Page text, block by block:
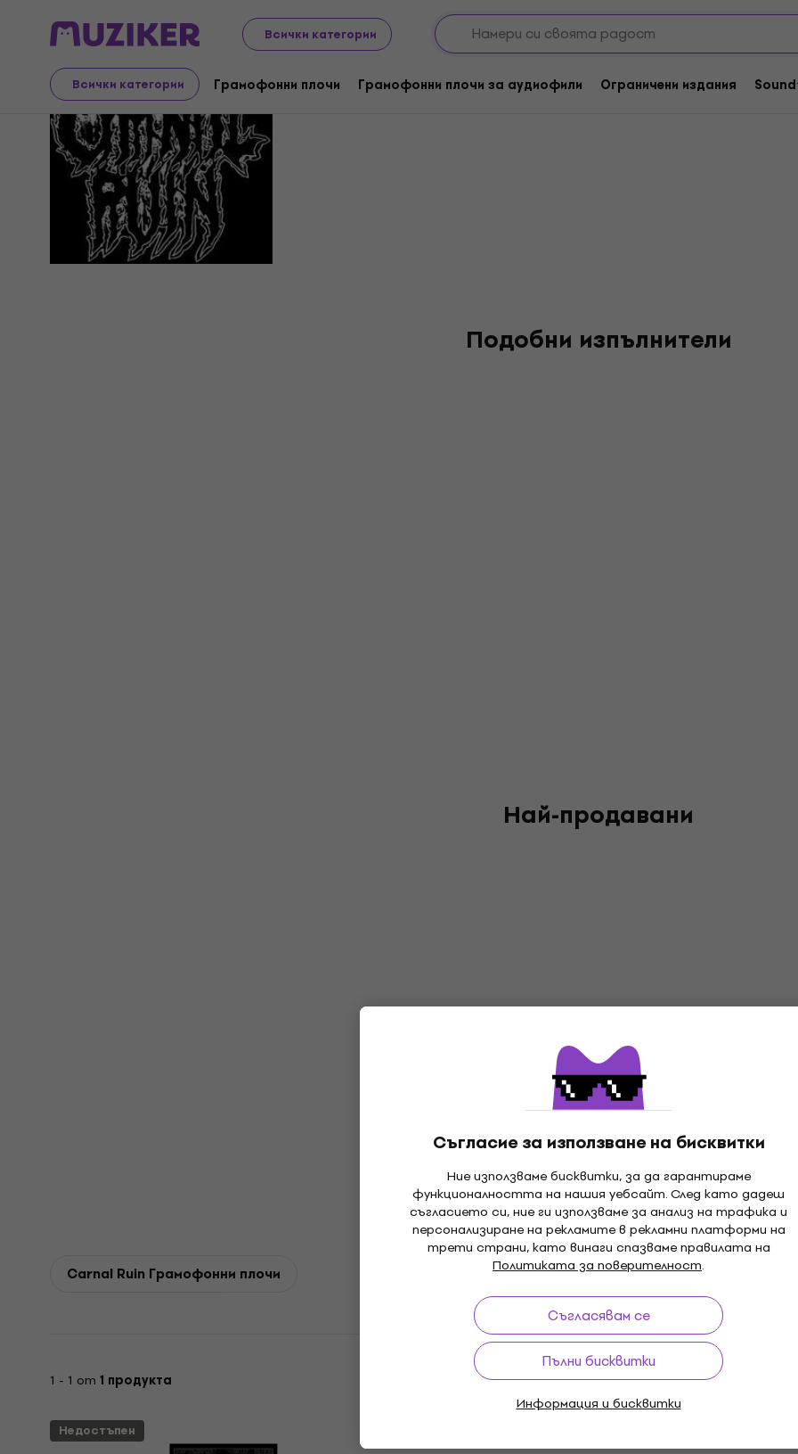
Всички категории
Всички категории Грамофонни плочи Грамофонни плочи за аудиофили Ограничени издания
Съгласие за използване на бисквитки
Ние използваме бисквитки, за да гарантираме
функционалността на нашия уебсайт. След като дадеш
съгласието си, ние ги използваме за анализ на трафика и
персонализиране на рекламите в рекламни платформи на
трети страни, като винаги спазваме правилата на
Политиката за поверителност.
Съгласявам се
Пълни бисквитки
Информация и бисквитки
Carnal Ruin
Подобни изпълнители
Най-продавани
Carnal Ruin Грамофонни плочи
1 - 1 от 1 продукта
Недостъпен